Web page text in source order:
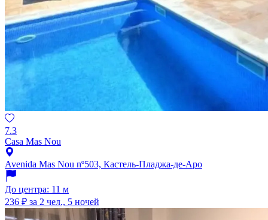
7.3
Casa Mas Nou
Avenida Mas Nou nº503, Кастель-Пладжа-де-Аро
До центра: 11 м
236 ₽ за 2 чел., 5 ночей